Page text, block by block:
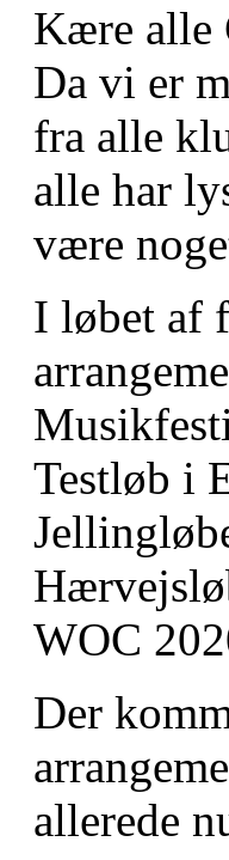
Kære alle
Da vi er
fra alle
alle har
være
I løbet af
Testløb i
WOC
Der
allerede